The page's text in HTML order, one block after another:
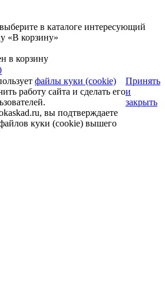
в каталоге интересующий
«В корзину»
в корзину
файлы куки (cookie)
работу сайта и сделать его
вы подтверждаете
куки (cookie) вышего
Принять
и
закрыть